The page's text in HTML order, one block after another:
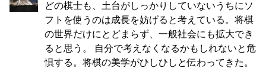
どの棋士も、土台がしっかりしていないうちにソ
フトを使うのは成長を妨げると考えている。将棋
の世界だけにとどまらず、一般社会にも拡大でき
ると思う。 自分で考えなくなるかもしれないと危
惧する。将棋の美学がひしひしと伝わってきた。